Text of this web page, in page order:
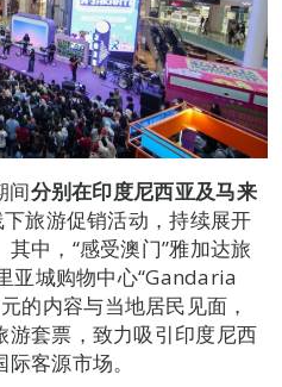
间分别在印度尼西亚及马来
下旅游促销活动，持续展开
中，“感受澳门”雅加达旅
亚城购物中心“Gandaria
的内容与当地居民见面，
套票，致力吸引印度尼西
客源市场。